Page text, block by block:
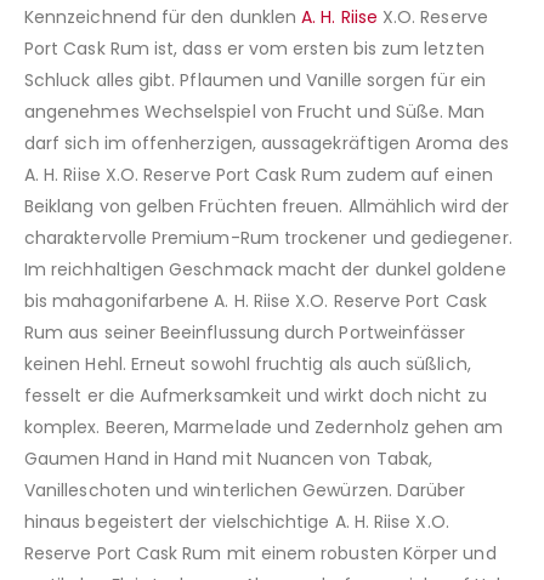
Kennzeichnend für den dunklenA. H. Riise X.O. Reserve
Port Cask Rum ist, dass er vom ersten bis zum letzten
Schluck alles gibt. Pflaumen und Vanille sorgen für ein
angenehmes Wechselspiel von Frucht und Süße. Man
darf sich im offenherzigen, aussagekräftigen Aroma des
A. H. Riise X.O. Reserve Port Cask Rum zudem auf einen
Beiklang von gelben Früchten freuen. Allmählich wird der
charaktervolle Premium-Rum trockener und gediegener.
Im reichhaltigen Geschmack macht der dunkel goldene
bis mahagonifarbene A. H. Riise X.O. Reserve Port Cask
Rum aus seiner Beeinflussung durch Portweinfässer
keinen Hehl. Erneut sowohl fruchtig als auch süßlich,
fesselt er die Aufmerksamkeit und wirkt doch nicht zu
komplex. Beeren, Marmelade und Zedernholz gehen am
Gaumen Hand in Hand mit Nuancen von Tabak,
Vanilleschoten und winterlichen Gewürzen. Darüber
hinaus begeistert der vielschichtige A. H. Riise X.O.
Reserve Port Cask Rum mit einem robusten Körper und